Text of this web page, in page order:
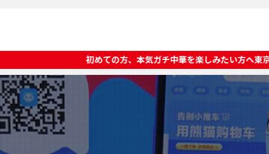
ての方、本気ガチ中華を楽しみたい方へ東京ディープチャイナオス